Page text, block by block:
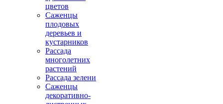
цветов
Саженцы
плодовых
деревьев и
кустарников
Рассада
многолетних
растений
Рассада зелени
Саженцы
декоративно-